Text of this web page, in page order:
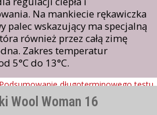
Na mankiecie rękawiczka
palec wskazujący ma specjalną
również przez całą zimę
Zakres temperatur
5°C do 13°C.
Wool Woman 16